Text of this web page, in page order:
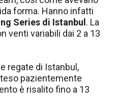
forma. Hanno infatti
Series di Istanbul . La
venti variabili dai 2 a 13
regate di Istanbul,
pazientemente
è risalito fino a 13